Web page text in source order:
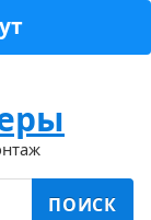
ПОИСК